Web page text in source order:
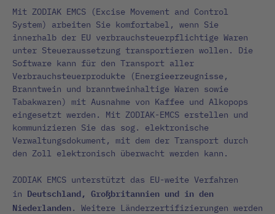
Mit ZODIAK EMCS (Excise Movement and Control
System) arbeiten Sie komfortabel, wenn Sie
innerhalb der EU verbrauchsteuerpflichtige Waren
unter Steueraussetzung transportieren wollen. Die
Software kann für den Transport aller
Verbrauchsteuerprodukte (Energieerzeugnisse,
Branntwein und branntweinhaltige Waren sowie
Tabakwaren) mit Ausnahme von Kaffee und Alkopops
eingesetzt werden. Mit ZODIAK-EMCS erstellen und
kommunizieren Sie das sog. elektronische
Verwaltungsdokument, mit dem der Transport durch
den Zoll elektronisch überwacht werden kann.
ZODIAK EMCS unterstützt das EU-weite Verfahren
in Deutschland, Großbritannien und in den
Niederlanden. Weitere Länderzertifizierungen werden